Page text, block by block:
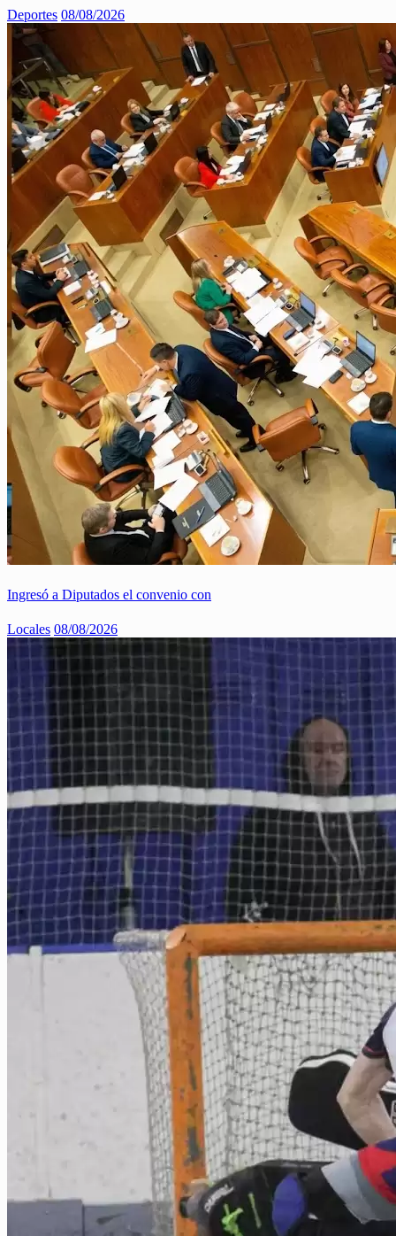
Deportes 08/08/2026
Ingresó a Diputados el convenio con
Locales 08/08/2026